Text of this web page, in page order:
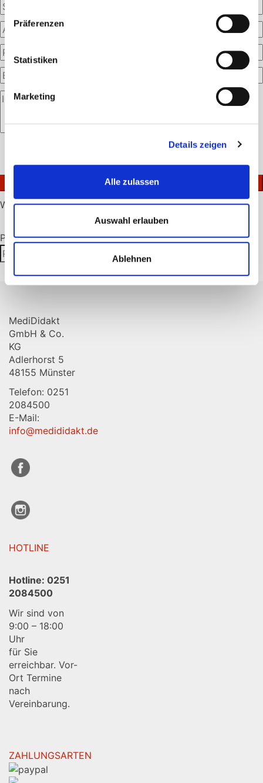
Präferenzen
Statistiken
Marketing
Details zeigen
Alle zulassen
Auswahl erlauben
Ablehnen
dieses
leer.
Warenkorb
Produktsuche
Suchen
nach:
MediDidakt
GmbH & Co.
KG
Adlerhorst 5
48155 Münster
Telefon: 0251
2084500
E-Mail:
info@medididakt.de
HOTLINE
Hotline: 0251
2084500
Wir sind von
9:00 – 18:00
Uhr
für Sie
erreichbar. Vor-
Ort Termine
nach
Vereinbarung.
ZAHLUNGSARTEN